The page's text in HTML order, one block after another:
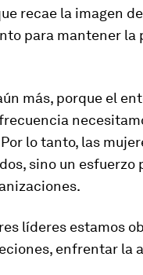
recae la imagen
para mantener la
más, porque el
lo tanto, las
sino un esfuerzo
líderes estamos
enfrentar la